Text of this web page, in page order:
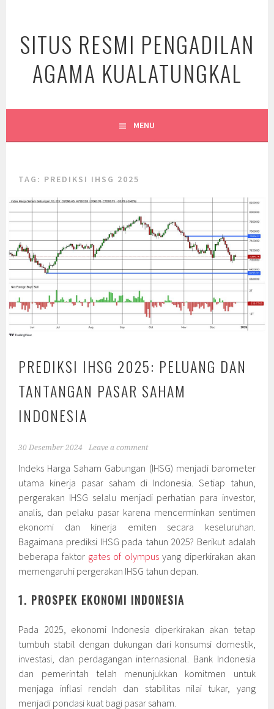
content
SITUS RESMI PENGADILAN
AGAMA KUALATUNGKAL
MENU
TAG: PREDIKSI IHSG 2025
PREDIKSI IHSG 2025: PELUANG DAN
TANTANGAN PASAR SAHAM
INDONESIA
30 Desember 2024 Leave a comment
Indeks Harga Saham Gabungan (IHSG) menjadi barometer
utama kinerja pasar saham di Indonesia. Setiap tahun,
pergerakan IHSG selalu menjadi perhatian para investor,
analis, dan pelaku pasar karena mencerminkan sentimen
ekonomi dan kinerja emiten secara keseluruhan.
Bagaimana prediksi IHSG pada tahun 2025? Berikut adalah
beberapa faktor gates of olympusyang diperkirakan akan
memengaruhi pergerakan IHSG tahun depan.
1. PROSPEK EKONOMI INDONESIA
Pada 2025, ekonomi Indonesia diperkirakan akan tetap
tumbuh stabil dengan dukungan dari konsumsi domestik,
investasi, dan perdagangan internasional. Bank Indonesia
dan pemerintah telah menunjukkan komitmen untuk
menjaga inflasi rendah dan stabilitas nilai tukar, yang
menjadi pondasi kuat bagi pasar saham.